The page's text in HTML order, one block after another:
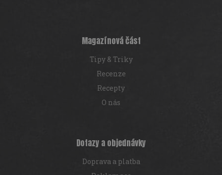
Magazínová část
Tipy & Triky
Recenze
Recepty
O nás
Dotazy a objednávky
Doprava a platba